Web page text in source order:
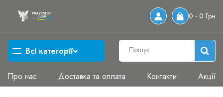
0 - 0 Грн
Всі категорії
Про нас Доставка та оплата Контакти Акції